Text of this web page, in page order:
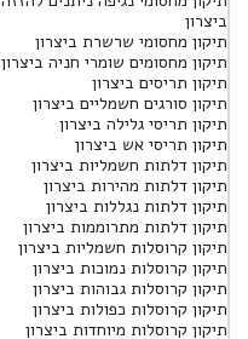
ביצרון
תיקון מחסומי שרשרת ביצרון
תיקון מחסומים שומרי חניה ביצרון
תיקון תריסים ביצרון
תיקון סורגים חשמליים ביצרון
תיקון תריסי גלילה ביצרון
תיקון תריסי אש ביצרון
תיקון דלתות חשמליות ביצרון
תיקון דלתות מהירות ביצרון
תיקון דלתות נגללות ביצרון
תיקון דלתות מתרוממות ביצרון
תיקון קרוסלות חשמליות ביצרון
תיקון קרוסלות נמוכות ביצרון
תיקון קרוסלות גבוהות ביצרון
תיקון קרוסלות כפולות ביצרון
תיקון קרוסלות מיוחדות ביצרון